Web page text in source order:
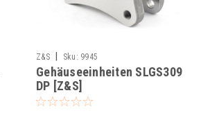
Z&S Sku: 9945
Gehäuseeinheiten SLGS309
DP [Z&S]